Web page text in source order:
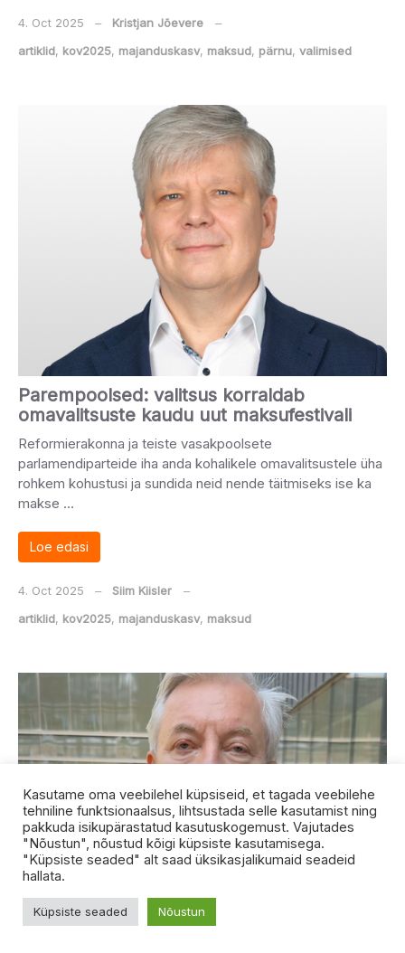
4. Oct 2025 ‒ Kristjan Jõevere
‒
artiklid, kov2025, majanduskasv, maksud, pärnu, valimised
Parempoolsed: valitsus korraldab
omavalitsuste kaudu uut maksufestivali
Reformierakonna ja teiste vasakpoolsete
parlamendiparteide iha anda kohalikele omavalitsustele üha
rohkem kohustusi ja sundida neid nende täitmiseks ise ka
makse …
Loe edasi
4. Oct 2025 ‒ Siim Kiisler
‒
artiklid, kov2025, majanduskasv, maksud
Kasutame oma veebilehel küpsiseid, et tagada veebilehe
tehniline funktsionaalsus, lihtsustada selle kasutamist ning
pakkuda isikupärastatud kasutuskogemust. Vajutades
"Nõustun", nõustud kõigi küpsiste kasutamisega.
"Küpsiste seaded" alt saad üksikasjalikumaid seadeid
hallata.
Küpsiste seaded Nõustun